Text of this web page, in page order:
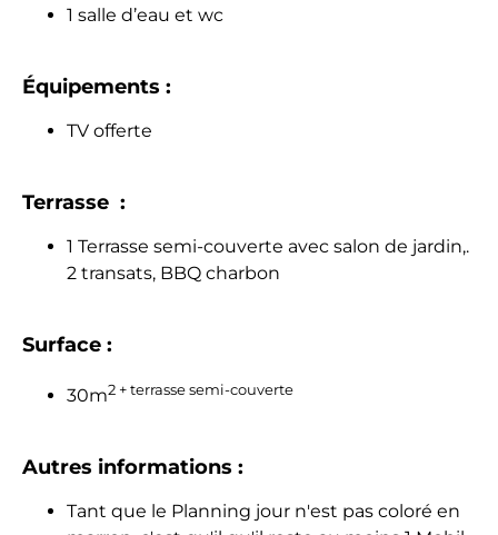
1 salle d’eau et wc
Équipements :
TV offerte
Terrasse :
1 Terrasse semi-couverte avec salon de jardin,.
2 transats, BBQ charbon
Surface :
30m2 + terrasse semi-couverte
Autres informations :
Tant que le Planning jour n'est pas coloré en